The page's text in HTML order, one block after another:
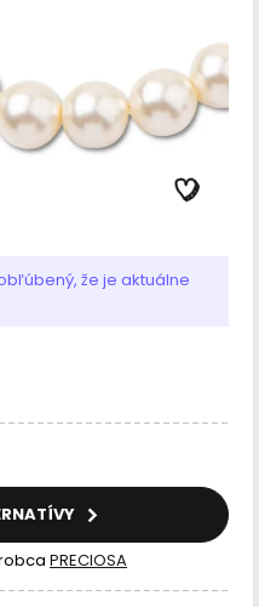
že je aktuálne
PRECIOSA